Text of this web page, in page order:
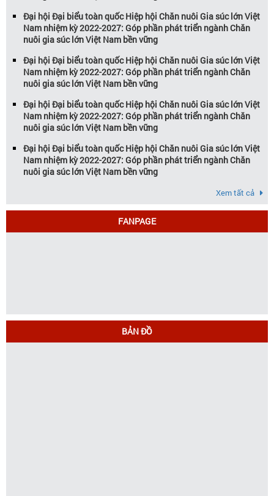
Đại hội Đại biểu toàn quốc Hiệp hội Chăn nuôi Gia súc lớn Việt
Nam nhiệm kỳ 2022-2027: Góp phần phát triển ngành Chăn
nuôi gia súc lớn Việt Nam bền vững
Đại hội Đại biểu toàn quốc Hiệp hội Chăn nuôi Gia súc lớn Việt
Nam nhiệm kỳ 2022-2027: Góp phần phát triển ngành Chăn
nuôi gia súc lớn Việt Nam bền vững
Đại hội Đại biểu toàn quốc Hiệp hội Chăn nuôi Gia súc lớn Việt
Nam nhiệm kỳ 2022-2027: Góp phần phát triển ngành Chăn
nuôi gia súc lớn Việt Nam bền vững
Đại hội Đại biểu toàn quốc Hiệp hội Chăn nuôi Gia súc lớn Việt
Nam nhiệm kỳ 2022-2027: Góp phần phát triển ngành Chăn
nuôi gia súc lớn Việt Nam bền vững
Xem tất cả
FANPAGE
BẢN ĐỒ